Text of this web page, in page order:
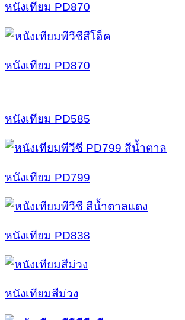
หนังเทียม PD870
หนังเทียม PD870
หนังเทียม PD585
หนังเทียม PD799
หนังเทียม PD838
หนังเทียมสีม่วง